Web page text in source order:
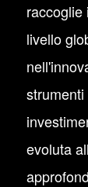
raccoglie
livello
evoluta